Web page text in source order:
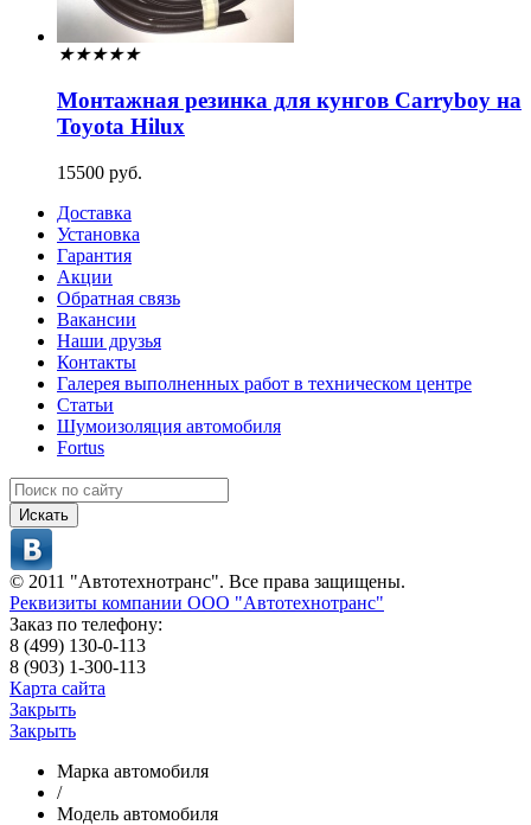
★★★★★
Монтажная резинка для кунгов Carryboy на
Toyota Hilux
15500 руб.
Доставка
Установка
Гарантия
Акции
Обратная связь
Вакансии
Наши друзья
Контакты
Галерея выполненных работ в техническом центре
Статьи
Шумоизоляция автомобиля
Fortus
Искать
© 2011 "Автотехнотранс". Все права защищены.
Реквизиты компании ООО "Автотехнотранс"
Заказ по телефону:
8 (499) 130-0-113
8 (903) 1-300-113
Карта сайта
Закрыть
Закрыть
Марка автомобиля
/
Модель автомобиля